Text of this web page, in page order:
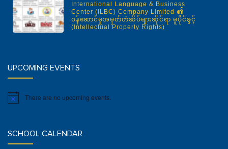
International Language & Business
Center (ILBC) Company Limited ၏
ဝန်ဆောင်မှုအမှတ်တံဆိပ်များဆိုင်ရာ မူပိုင်ခွင့်
(Intellectual Property Rights)
UPCOMING EVENTS
Notice There are no upcoming events.
SCHOOL CALENDAR